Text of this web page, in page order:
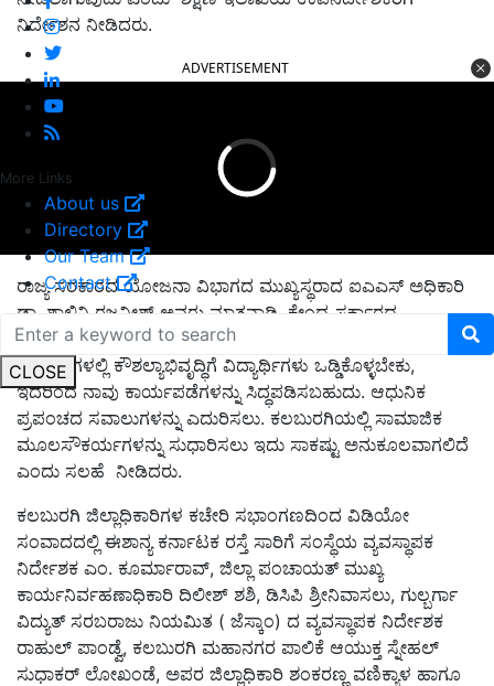
More Links
About us
Directory
Our Team
Contact
CLOSE
ನಿರ್ದೇಶನ ನೀಡಿದರು.
ADVERTISEMENT
ರಾಜ್ಯ ಸರಕಾರದ ಯೋಜನಾ ವಿಭಾಗದ ಮುಖ್ಯಸ್ಥರಾದ ಐಎಎಸ್ ಅಧಿಕಾರಿ
ಡಾ. ಶಾಲಿನಿ ರಜನೀಶ್ ಅವರು ಮಾತನಾಡಿ, ಕೇಂದ್ರ ಸರ್ಕಾರದ
ನೆರವಿನೊಂದಿಗೆ ಎಲ್ಲಾ ಸಂಸ್ಥೆಗಳು, ವಿಶ್ವವಿದ್ಯಾಲಯಗಳು ಹಾಗೂ
ಕಾಲೇಜುಗಳಲ್ಲಿ ಕೌಶಲ್ಯಾಭಿವೃದ್ಧಿಗೆ ವಿದ್ಯಾರ್ಥಿಗಳು ಒಡ್ಡಿಕೊಳ್ಳಬೇಕು,
ಇದರಿಂದ ನಾವು ಕಾರ್ಯಪಡೆಗಳನ್ನು ಸಿದ್ಧಪಡಿಸಬಹುದು. ಆಧುನಿಕ
ಪ್ರಪಂಚದ ಸವಾಲುಗಳನ್ನು ಎದುರಿಸಲು. ಕಲಬುರಗಿಯಲ್ಲಿ ಸಾಮಾಜಿಕ
ಮೂಲಸೌಕರ್ಯಗಳನ್ನು ಸುಧಾರಿಸಲು ಇದು ಸಾಕಷ್ಟು ಅನುಕೂಲವಾಗಲಿದೆ
ಎಂದು ಸಲಹೆ ನೀಡಿದರು.
ಕಲಬುರಗಿ ಜಿಲ್ಲಾಧಿಕಾರಿಗಳ ಕಚೇರಿ ಸಭಾಂಗಣದಿಂದ ವಿಡಿಯೋ
ಸಂವಾದದಲ್ಲಿ ಈಶಾನ್ಯ ಕರ್ನಾಟಕ ರಸ್ತೆ ಸಾರಿಗೆ ಸಂಸ್ಥೆಯ ವ್ಯವಸ್ಥಾಪಕ
ನಿರ್ದೇಶಕ ಎಂ. ಕೂರ್ಮಾರಾವ್, ಜಿಲ್ಲಾ ಪಂಚಾಯತ್ ಮುಖ್ಯ
ಕಾರ್ಯನಿರ್ವಹಣಾಧಿಕಾರಿ ದಿಲೀಶ್ ಶಶಿ, ಡಿಸಿಪಿ ಶ್ರೀನಿವಾಸಲು, ಗುಲ್ಬರ್ಗಾ
ವಿದ್ಯುತ್ ಸರಬರಾಜು ನಿಯಮಿತ ( ಜೆಸ್ಕಾಂ) ದ ವ್ಯವಸ್ಥಾಪಕ ನಿರ್ದೇಶಕ
ರಾಹುಲ್ ಪಾಂಡ್ವೆ, ಕಲಬುರಗಿ ಮಹಾನಗರ ಪಾಲಿಕೆ ಆಯುಕ್ತ ಸ್ನೇಹಲ್
ಸುಧಾಕರ್ ಲೋಖಂಡೆ, ಅಪರ ಜಿಲ್ಲಾಧಿಕಾರಿ ಶಂಕರಣ್ಣ ವಣಿಕ್ಯಾಳ ಹಾಗೂ